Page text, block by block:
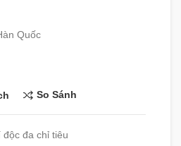
Quốc
So Sánh
độc đa chỉ tiêu